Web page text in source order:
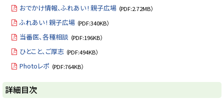
おでかけ情報、ふれあい ! 親子広場 （PDF:2.72MB）
ふれあい ! 親子広場 （PDF:340KB）
当番医、各種相談 （PDF:196KB）
ひとこと、ご厚志 （PDF:494KB）
Photoレポ （PDF:764KB）
ト
ッ
詳細目次